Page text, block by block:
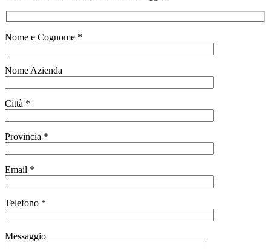
Nome e Cognome *
Nome Azienda
Città *
Provincia *
Email *
Telefono *
Messaggio